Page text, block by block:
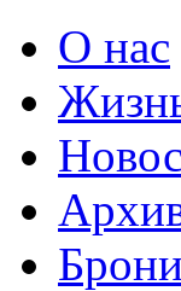
О нас